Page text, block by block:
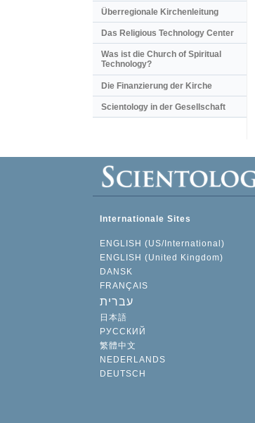
Überregionale Kirchenleitung
Das Religious Technology Center
Was ist die Church of Spiritual
Technology?
Die Finanzierung der Kirche
Scientology in der Gesellschaft
Internationale Sites
ENGLISH (US/International)
ENGLISH (United Kingdom)
DANSK
FRANÇAIS
עברית
日本語
РУССКИЙ
繁體中文
NEDERLANDS
DEUTSCH